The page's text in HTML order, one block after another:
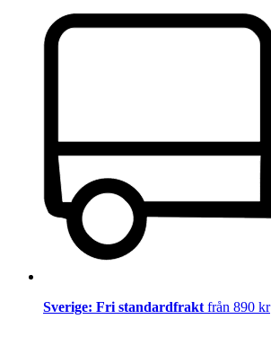
Sverige: Fri standardfrakt från 890 kr